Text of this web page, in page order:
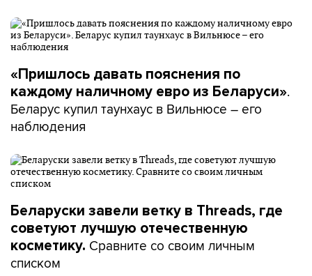
«Пришлось давать пояснения по
каждому наличному евро из Беларуси».
Беларус купил таунхаус в Вильнюсе – его
наблюдения
Беларуски завели ветку в Threads, где
советуют лучшую отечественную
косметику. Сравните со своим личным
списком